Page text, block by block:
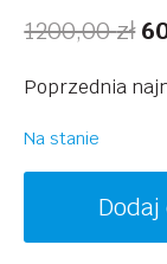
1200,00zł
Poprzednia
Na stanie
VICTORIA
BECKHAM